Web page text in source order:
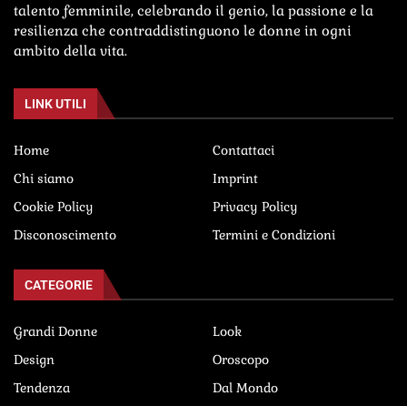
talento femminile, celebrando il genio, la passione e la
resilienza che contraddistinguono le donne in ogni
ambito della vita.
LINK UTILI
Home
Contattaci
Chi siamo
Imprint
Cookie Policy
Privacy Policy
Disconoscimento
Termini e Condizioni
CATEGORIE
Grandi Donne
Look
Design
Oroscopo
Tendenza
Dal Mondo